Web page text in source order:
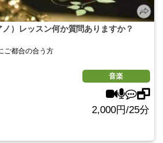
）レッスン何か質問ありますか？
ご都合の合う方
音楽
2,000円/25分